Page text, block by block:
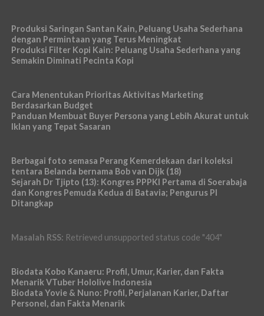
Produksi Saringan Santan Kain, Peluang Usaha Sederhana
dengan Permintaan yang Terus Meningkat
Produksi Filter Kopi Kain: Peluang Usaha Sederhana yang
Semakin Diminati Pecinta Kopi
Cara Menentukan Prioritas Aktivitas Marketing
Berdasarkan Budget
Panduan Membuat Buyer Persona yang Lebih Akurat untuk
Iklan yang Tepat Sasaran
Berbagai foto semasa Perang Kemerdekaan dari koleksi
tentara Belanda bernama Bob van Dijk (18)
Sejarah Dr Tjipto (13): Kongres PPPKI Pertama di Soerabaja
dan Kongres Pemuda Kedua di Batavia; Pengurus PI
Ditangkap
Masalah RSS: Retrieved unsupported status code "404"
Biodata Kobo Kanaeru: Profil, Umur, Karier, dan Fakta
Menarik VTuber Hololive Indonesia
Biodata Yovie & Nuno: Profil, Perjalanan Karier, Daftar
Personel, dan Fakta Menarik